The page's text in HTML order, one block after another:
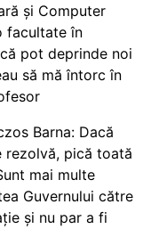
și Computer
facultate în
pot deprinde noi
să mă întorc în
Barna: Dacă
rezolvă, pică toată
mai multe
Guvernului către
și nu par a fi